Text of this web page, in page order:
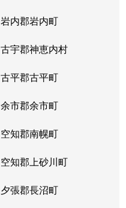
岩内郡岩内町
古宇郡神恵内村
古平郡古平町
余市郡余市町
空知郡南幌町
空知郡上砂川町
夕張郡長沼町